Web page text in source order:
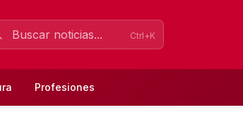
Ctrl+K
Profesiones